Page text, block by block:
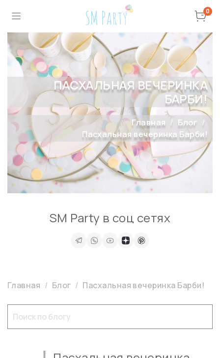
0
ПАСХАЛЬНАЯ ВЕЧЕРИНКА
БАРБИ!
Главная
Блог
Пасхальная вечеринка Барби!
Главная Блог Пасхальная вечеринка Барби!
SM Party в соц сетях